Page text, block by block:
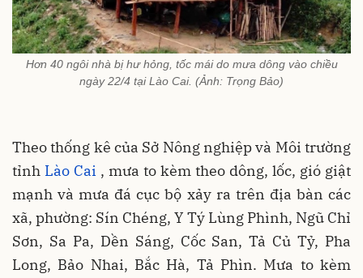
Hơn 40 ngôi nhà bị hư hỏng, tốc mái do mưa dông vào chiều
ngày 22/4 tại Lào Cai. (Ảnh: Trọng Bảo)
Theo thống kê của Sở Nông nghiệp và Môi trường
tỉnh Lào Cai , mưa to kèm theo dông, lốc, gió giật
mạnh và mưa đá cục bộ xảy ra trên địa bàn các
xã, phường: Sín Chéng, Y Tý Lùng Phình, Ngũ Chỉ
Sơn, Sa Pa, Dền Sáng, Cốc San, Tả Củ Tỷ, Pha
Long, Bảo Nhai, Bắc Hà, Tả Phìn. Mưa to kèm